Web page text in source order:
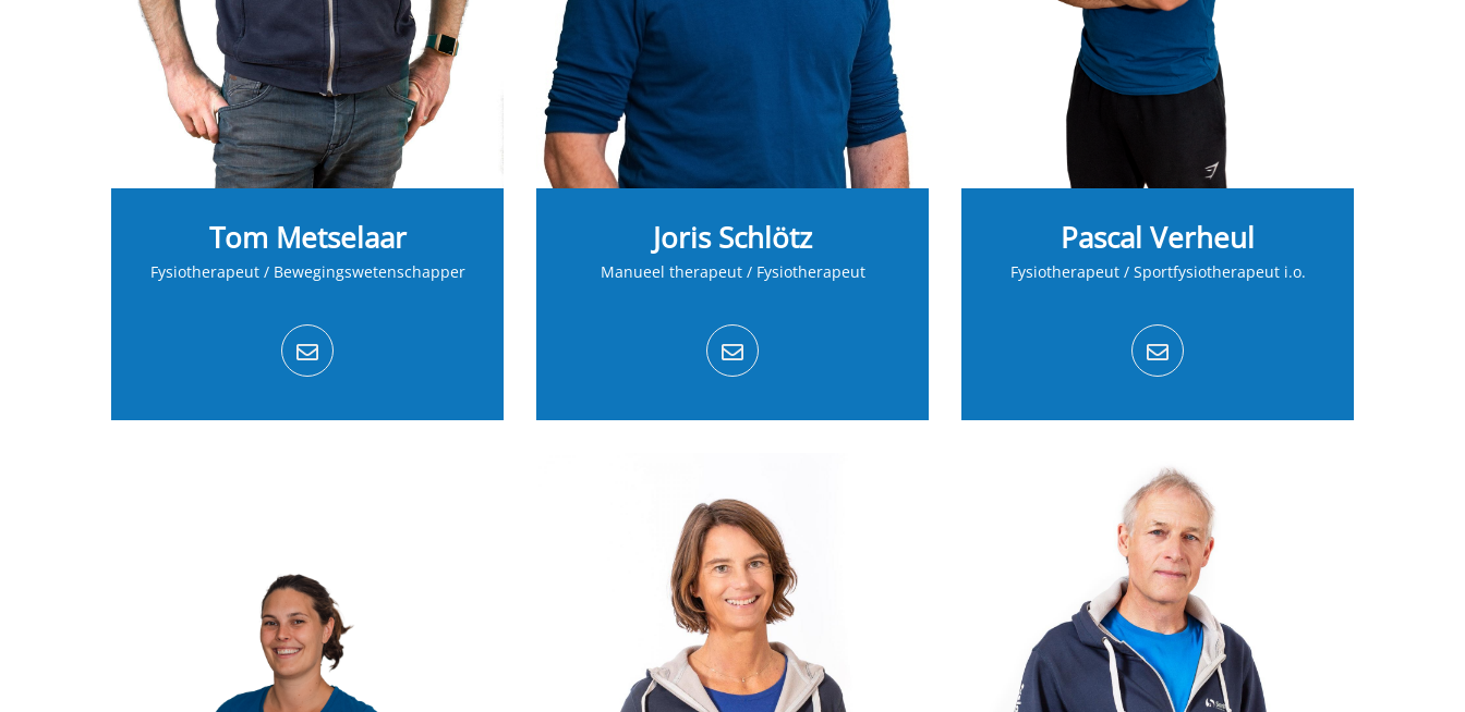
Tom Metselaar
Fysiotherapeut / Bewegingswetenschapper
Joris Schlötz
Manueel therapeut / Fysiotherapeut
Pascal Verheul
Fysiotherapeut / Sportfysiotherapeut i.o.